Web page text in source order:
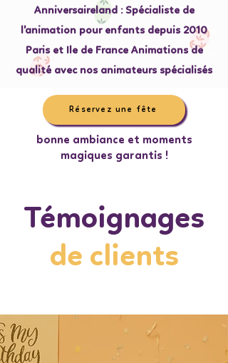
Anniversaireland : Spécialiste de
l'animation pour enfants depuis 2010
Paris et Ile de France Animations de
qualité avec nos animateurs spécialisés
Réservez une fête
bonne ambiance et moments
magiques garantis !
Témoignages
de clients